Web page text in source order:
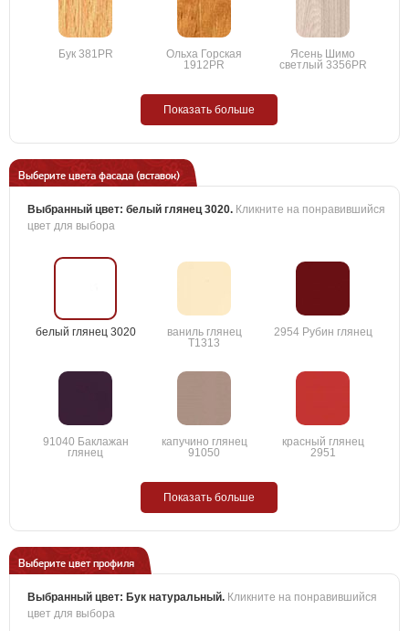
Бук 381PR
Ольха Горская
1912PR
Ясень Шимо
светлый 3356PR
Показать больше
Выберите цвета фасада (вставок)
Выбранный цвет: белый глянец 3020. Кликните на понравившийся
цвет для выбора
белый глянец 3020
ваниль глянец
T1313
2954 Рубин глянец
91040 Баклажан
глянец
капучино глянец
91050
красный глянец
2951
Показать больше
Выберите цвет профиля
Выбранный цвет: Бук натуральный. Кликните на понравившийся
цвет для выбора